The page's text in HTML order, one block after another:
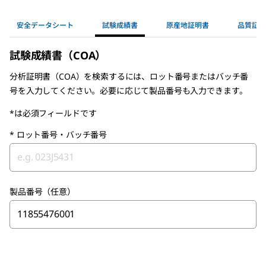
安全データシート 試験成績書 原産地証明書 品質証
試験成績書（COA）
分析証明書（COA）を検索するには、ロット番号またはバッチ番
号を入力してください。必要に応じて製品番号も入力できます。
*は必須フィールドです
* ロット番号・バッチ番号
製品番号（任意）